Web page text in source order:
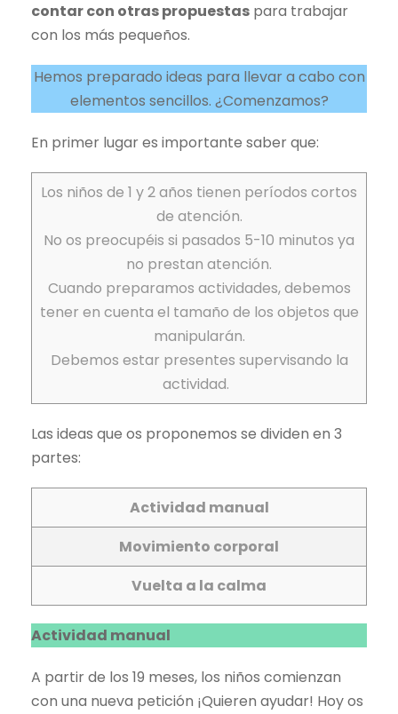
contar con otras propuestas para trabajar
con los más pequeños.
Hemos preparado ideas para llevar a cabo con
elementos sencillos. ¿Comenzamos?
En primer lugar es importante saber que:
Los niños de 1 y 2 años tienen períodos cortos
de atención.
No os preocupéis si pasados 5-10 minutos ya
no prestan atención.
Cuando preparamos actividades, debemos
tener en cuenta el tamaño de los objetos que
manipularán.
Debemos estar presentes supervisando la
actividad.
Las ideas que os proponemos se dividen en 3
partes:
Actividad manual
Movimiento corporal
Vuelta a la calma
Actividad manual
A partir de los 19 meses, los niños comienzan
con una nueva petición ¡Quieren ayudar! Hoy os